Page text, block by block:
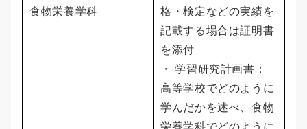
食物栄養学科
格・検定などの実績を
記載する場合は証明書
を添付
・ 学習研究計画書：
高等学校でどのように
学んだかを述べ、食物